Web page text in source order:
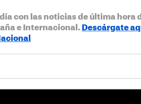
con las noticias de última hora
e Internacional. Descárgate